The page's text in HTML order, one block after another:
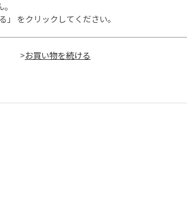
をクリックしてください。
>